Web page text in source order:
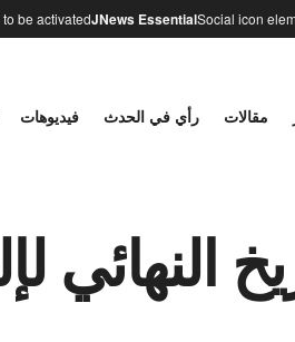
Social icon
JNews Essential
be activated.
مقالات رأي في الحدث فيديوهات
النهائي